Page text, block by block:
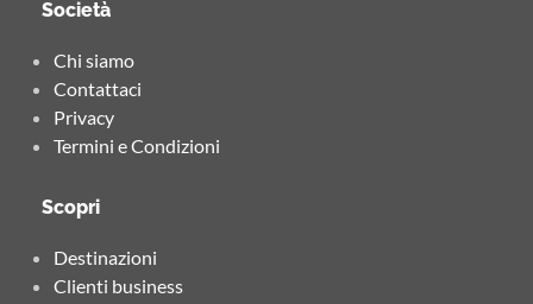
Società
Chi siamo
Contattaci
Privacy
Termini e Condizioni
Scopri
Destinazioni
Clienti business